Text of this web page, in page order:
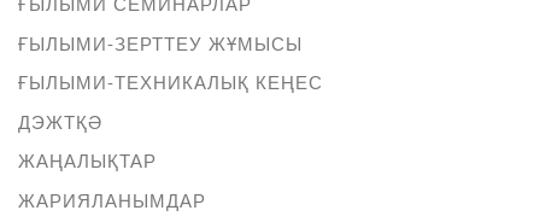
ҒЫЛЫМИ-ЗЕРТТЕУ ЖҰМЫСЫ
ҒЫЛЫМИ-ТЕХНИКАЛЫҚ КЕҢЕС
ДЭЖТҚӘ
ЖАҢАЛЫҚТАР
ЖАРИЯЛАНЫМДАР